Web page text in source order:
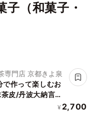
（和菓子・
専門店 京都きよ泉
で作って楽しむお
皮/丹波大納言あ
イーツ お菓子 無
¥ 2,700